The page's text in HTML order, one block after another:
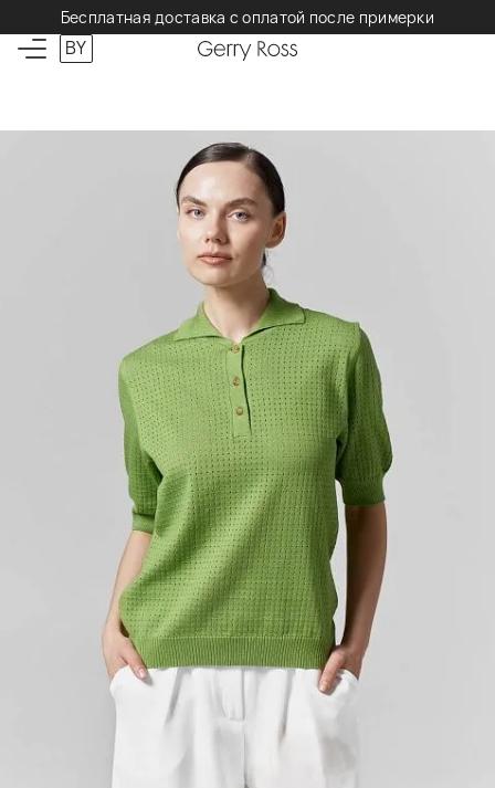
Бесплатная доставка с оплатой после примерки
BY